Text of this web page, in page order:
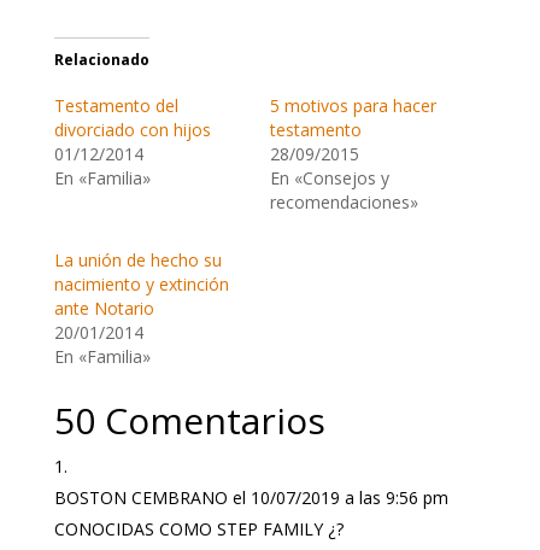
Relacionado
Testamento del
divorciado con hijos
01/12/2014
En «Familia»
5 motivos para hacer
testamento
28/09/2015
En «Consejos y
recomendaciones»
La unión de hecho su
nacimiento y extinción
ante Notario
20/01/2014
En «Familia»
50 Comentarios
BOSTON CEMBRANO el 10/07/2019 a las 9:56 pm
CONOCIDAS COMO STEP FAMILY ¿?